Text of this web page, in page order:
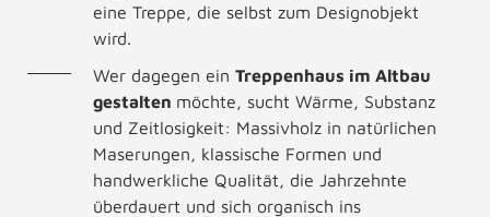
eine Treppe, die selbst zum Designobjekt
wird.
Wer dagegen ein Treppenhaus im Altbau
gestalten möchte, sucht Wärme, Substanz
und Zeitlosigkeit: Massivholz in natürlichen
Maserungen, klassische Formen und
handwerkliche Qualität, die Jahrzehnte
überdauert und sich organisch ins